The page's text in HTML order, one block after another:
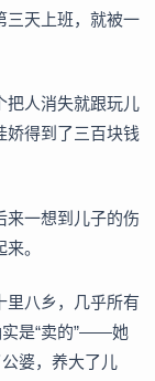
三天上班，就被一
把人消失就跟玩儿
娇得到了三百块钱
来一想到儿子的伤
。
里八乡，几乎所有
实是“卖的”——她
婆，养大了儿